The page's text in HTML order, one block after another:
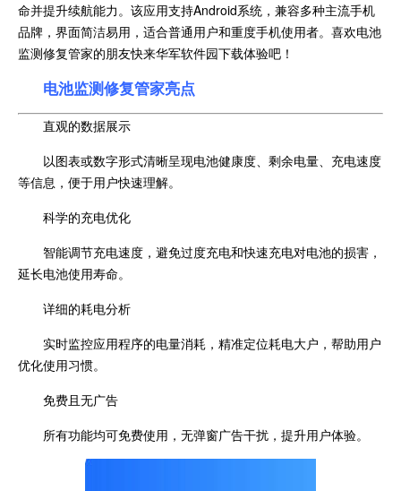
命并提升续航能力。该应用支持Android系统，兼容多种主流手机
品牌，界面简洁易用，适合普通用户和重度手机使用者。喜欢电池
监测修复管家的朋友快来华军软件园下载体验吧！
电池监测修复管家亮点
直观的数据展示
以图表或数字形式清晰呈现电池健康度、剩余电量、充电速度
等信息，便于用户快速理解。
科学的充电优化
智能调节充电速度，避免过度充电和快速充电对电池的损害，
延长电池使用寿命。
详细的耗电分析
实时监控应用程序的电量消耗，精准定位耗电大户，帮助用户
优化使用习惯。
免费且无广告
所有功能均可免费使用，无弹窗广告干扰，提升用户体验。